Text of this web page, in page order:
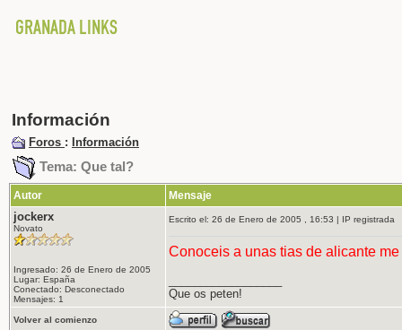
Información
Foros : Información
Tema: Que tal?
Autor Mensaje
jockerx
Novato
Ingresado: 26 de Enero de 2005
Lugar: España
Conectado: Desconectado
Mensajes: 1
Escrito el: 26 de Enero de 2005 , 16:53 | IP registrada
Conoceis a unas tias de alicante
Que os peten!
Volver al comienzo